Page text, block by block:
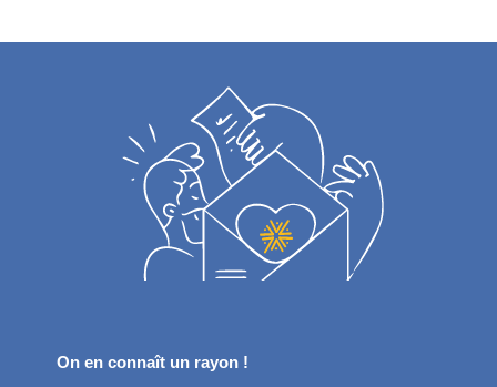
On en connaît un rayon !